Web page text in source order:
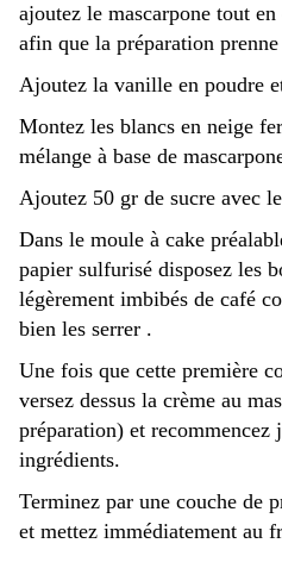
ajoutez le mascarpone tout
afin que la préparation
Ajoutez la vanille en poudre
Montez les blancs en neige
mélange à base de
Ajoutez 50 gr de sucre avec
Dans le moule à cake
papier sulfurisé disposez les
légèrement imbibés de café
bien les serrer .
Une fois que cette première
versez dessus la crème au
préparation) et recommencez
ingrédients.
Terminez par une couche de
et mettez immédiatement au